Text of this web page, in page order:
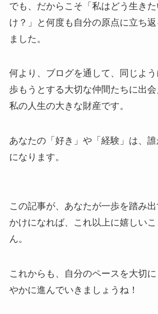
でも、だからこそ「私はどう生き
け？」と何度も自分の原点に立ち
ました。
何より、ブログを通して、同じよう
歩もうとする大切な仲間たちに出会
私の人生の大きな財産です。
あなたの「好き」や「経験」は、
になります。
この記事が、あなたが一歩を踏み
かけになれば、これ以上に嬉しい
ん。
これからも、自分のペースを大切
やかに進んでいきましょうね！